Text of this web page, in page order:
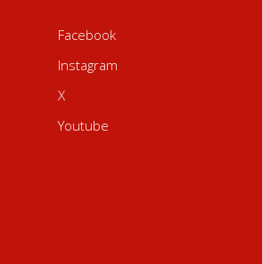
Facebook
Instagram
X
Youtube